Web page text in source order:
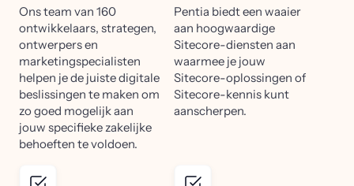
Ons team van 160
ontwikkelaars, strategen,
ontwerpers en
marketingspecialisten
helpen je de juiste digitale
beslissingen te maken om
zo goed mogelijk aan
jouw specifieke zakelijke
behoeften te voldoen.
Pentia biedt een waaier
aan hoogwaardige
Sitecore-diensten aan
waarmee je jouw
Sitecore-oplossingen of
Sitecore-kennis kunt
aanscherpen.